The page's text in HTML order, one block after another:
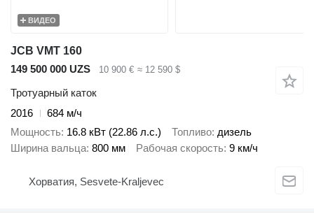
ВИДЕО
JCB VMT 160
149 500 000 UZS
10 900 € ≈ 12 590 $
Тротуарный каток
2016
684 м/ч
Мощность 16.8 кВт (22.86 л.с.) Топливо дизель
Ширина вальца 800 мм Рабочая скорость 9 км/ч
Хорватия, Sesvete-Kraljevec